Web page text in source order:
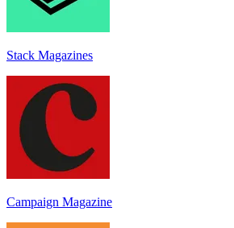
Stack Magazines
Campaign Magazine